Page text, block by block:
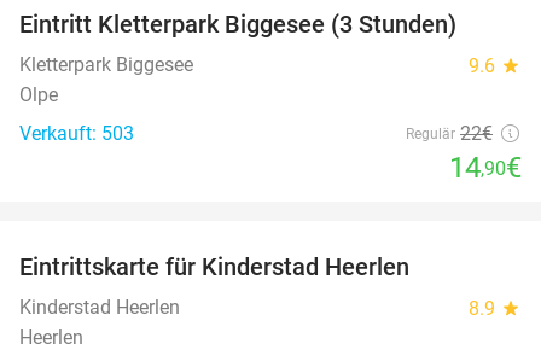
Eintritt Kletterpark Biggesee (3 Stunden)
Kletterpark Biggesee 9.6 star
Olpe
Verkauft: 503
Regulär 22€
14,90€
Eintrittskarte für Kinderstad Heerlen
Kinderstad Heerlen 8.9 star
Heerlen